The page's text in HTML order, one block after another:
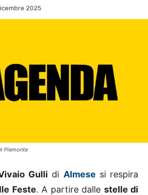
2025
Piemonte
Gulli di Almese si respira
Feste. A partire dalle stelle di